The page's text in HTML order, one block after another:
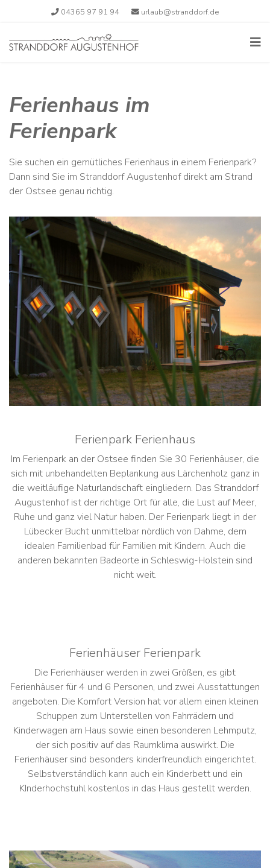
04365 97 91 94 urlaub@stranddorf.de
Ferienhaus im
Ferienpark
Sie suchen ein gemütliches Ferienhaus in einem Ferienpark?
Dann sind Sie im Stranddorf Augustenhof direkt am Strand
der Ostsee genau richtig.
Ferienpark Ferienhaus
Im Ferienpark an der Ostsee finden Sie 30 Ferienhäuser, die
sich mit unbehandelten Beplankung aus Lärchenholz ganz in
die weitläufige Naturlandschaft eingliedern. Das Stranddorf
Augustenhof ist der richtige Ort für alle, die Lust auf Meer,
Ruhe und ganz viel Natur haben. Der Ferienpark liegt in der
Lübecker Bucht unmittelbar nördlich von Dahme, dem
idealen Familienbad für Familien mit Kindern. Auch die
anderen bekannten Badeorte in Schleswig-Holstein sind
nicht weit.
Ferienhäuser Ferienpark
Die Ferienhäuser werden in zwei Größen, es gibt
Ferienhäuser für 4 und 6 Personen, und zwei Ausstattungen
angeboten. Die Komfort Version hat vor allem einen kleinen
Schuppen zum Unterstellen von Fahrrädern und
Kinderwagen am Haus sowie einen besonderen Lehmputz,
der sich positiv auf das Raumklima auswirkt. Die
Ferienhäuser sind besonders kinderfreundlich eingerichtet.
Selbstverständlich kann auch ein Kinderbett und ein
KInderhochstuhl kostenlos in das Haus gestellt werden.